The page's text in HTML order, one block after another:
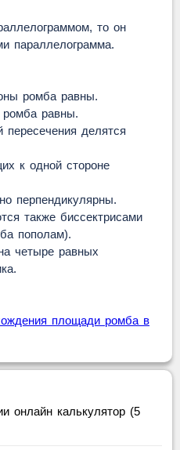
то он
параллелограмма.
ромба равны.
равны.
пересечения делятся
к одной стороне
перпендикулярны.
также биссектрисами
пополам).
четыре равных
площади ромба в
онлайн калькулятор (5